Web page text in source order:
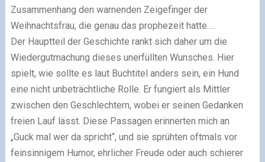
Zusammenhang den warnenden Zeigefinger der
Weihnachtsfrau, die genau das prophezeit hatte….
Der Hauptteil der Geschichte rankt sich daher um die
Wiedergutmachung dieses unerfüllten Wunsches. Hier
spielt, wie sollte es laut Buchtitel anders sein, ein Hund
eine nicht unbeträchtliche Rolle. Er fungiert als Mittler
zwischen den Geschlechtern, wobei er seinen Gedanken
freien Lauf lässt. Diese Passagen erinnerten mich an
„Guck mal wer da spricht“, und sie sprühten oftmals vor
feinsinnigem Humor, ehrlicher Freude oder auch schierer